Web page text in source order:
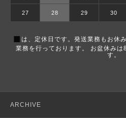
27 28 29 30
■ は、定休日です。発送業務もお休
業務を行っております。 お盆休み
す。
ARCHIVE